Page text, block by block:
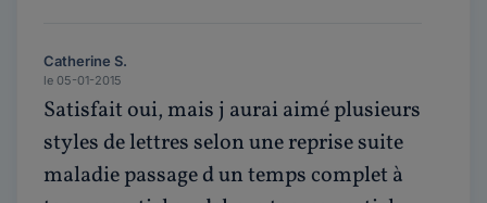
Catherine S.
le 05-01-2015
Satisfait oui, mais j aurai aimé plusieurs
styles de lettres selon une reprise suite
maladie passage d un temps complet à